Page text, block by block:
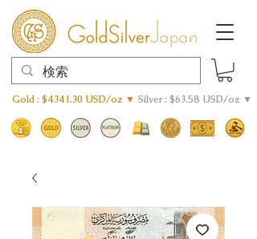
Gold : $4341.30 USD/oz ▼ Silver : $63.58 USD/oz ▼